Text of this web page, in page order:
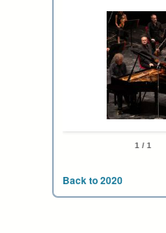
1 / 1
Back to 2020